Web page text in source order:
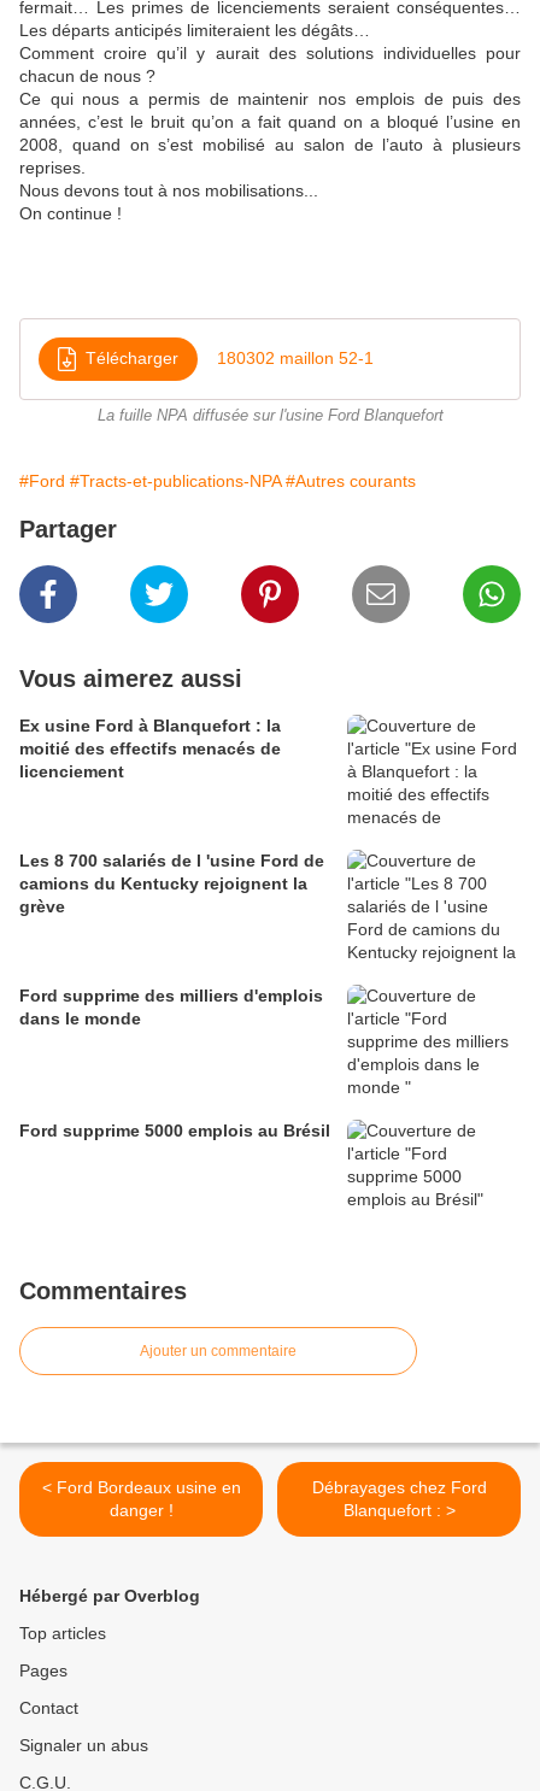
fermait… Les primes de licenciements seraient conséquentes…
Les départs anticipés limiteraient les dégâts…
Comment croire qu’il y aurait des solutions individuelles pour
chacun de nous ?
Ce qui nous a permis de maintenir nos emplois de puis des
années, c’est le bruit qu’on a fait quand on a bloqué l’usine en
2008, quand on s’est mobilisé au salon de l’auto à plusieurs
reprises.
Nous devons tout à nos mobilisations...
On continue !
Télécharger 180302 maillon 52-1
La fuille NPA diffusée sur l'usine Ford Blanquefort
#Ford #Tracts-et-publications-NPA #Autres courants
Partager
Vous aimerez aussi
Ex usine Ford à Blanquefort : la
moitié des effectifs menacés de
licenciement
Les 8 700 salariés de l 'usine Ford de
camions du Kentucky rejoignent la
grève
Ford supprime des milliers d'emplois
dans le monde
Ford supprime 5000 emplois au Brésil
Commentaires
Ajouter un commentaire
< Ford Bordeaux usine en
danger !
Débrayages chez Ford
Blanquefort : >
Hébergé par Overblog
Top articles
Pages
Contact
Signaler un abus
C.G.U.